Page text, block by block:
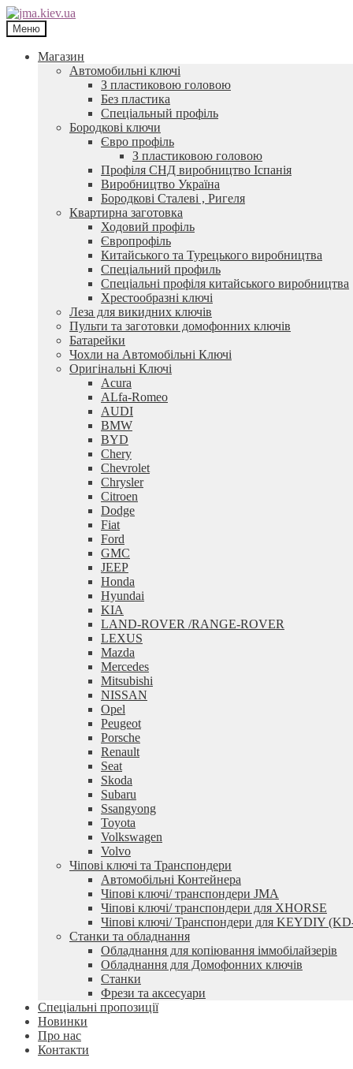
Перейти
до
навігації
Перейти
до
контенту
Меню
Магазин
Автомобильні ключі
З пластиковою головою
Без пластика
Спеціальный профіль
Бородкові ключи
Євро профіль
З пластиковою головою
Профіля СНД виробництво Іспанія
Виробництво Україна
Бородкові Сталеві , Ригеля
Квартирна заготовка
Ходовий профіль
Європрофіль
Китайського та Турецького виробництва
Спеціальний профиль
Спеціальні профіля китайського виробництва
Хрестообразні ключі
Леза для викидних ключів
Пульти та заготовки домофонних ключів
Батарейки
Чохли на Автомобільні Ключі
Оригінальні Ключі
Acura
ALfa-Romeo
AUDI
BMW
BYD
Chery
Chevrolet
Chrysler
Citroen
Dodge
Fiat
Ford
GMC
JEEP
Honda
Hyundai
KIA
LAND-ROVER /RANGE-ROVER
LEXUS
Mazda
Mercedes
Mitsubishi
NISSAN
Opel
Peugeot
Porsche
Renault
Seat
Skoda
Subaru
Ssangyong
Toyota
Volkswagen
Volvo
Чіпові ключі та Транспондери
Автомобільні Контейнера
Чіпові ключі/ транспондери JMA
Чіпові ключі/ транспондери для XHORSE
Чіпові ключі/ Транспондери для KEYDIY
Станки та обладнання
Обладнання для копіювання іммобілайзерів
Обладнання для Домофонних ключів
Станки
Фрези та аксесуари
Спеціальні пропозиції
Новинки
Про нас
Контакти